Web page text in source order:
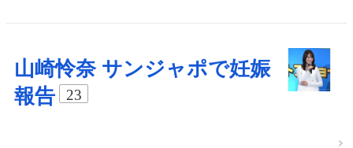
山崎怜奈 サンジャポで妊娠
報告
23